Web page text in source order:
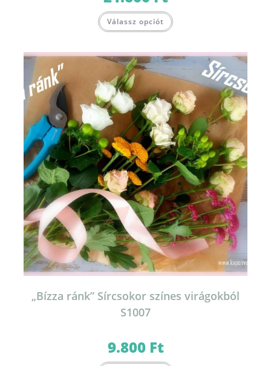
Válassz opciót
„Bízza ránk” Sírcsokor színes virágokból
S1007
9.800 Ft